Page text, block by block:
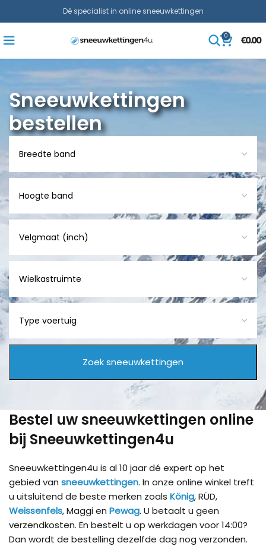
Dé specialist in online sneeuwkettingen
0
€0.00
Sneeuwkettingen
bestellen
Bestel uw sneeuwkettingen online
bij Sneeuwkettingen4u
Sneeuwkettingen4u is al 10 jaar dé expert op het
gebied van sneeuwkettingen. In onze online winkel treft
u uitsluitend de beste merken zoals König, RÜD,
Weissenfels, Maggi en Pewag. U betaalt u geen
verzendkosten. En bestelt u op werkdagen voor 14:00?
Dan wordt de bestelling dezelfde dag nog verzonden.